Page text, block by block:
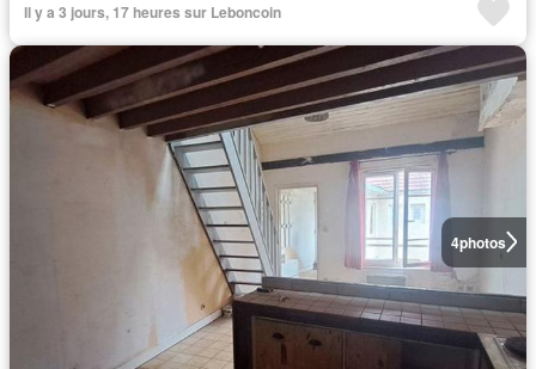
Il y a 3 jours, 17 heures sur Leboncoin
4photos